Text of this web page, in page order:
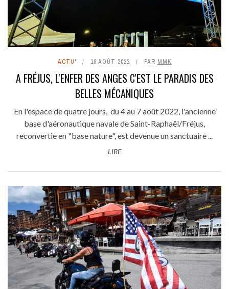
ACTU' 18 AOÛT 2022 PAR MMK
A FRÉJUS, L'ENFER DES ANGES C'EST LE PARADIS DES
BELLES MÉCANIQUES
En l'espace de quatre jours, du 4 au 7 août 2022, l'ancienne
base d'aéronautique navale de Saint-Raphaël/Fréjus,
reconvertie en "base nature", est devenue un sanctuaire ...
LIRE